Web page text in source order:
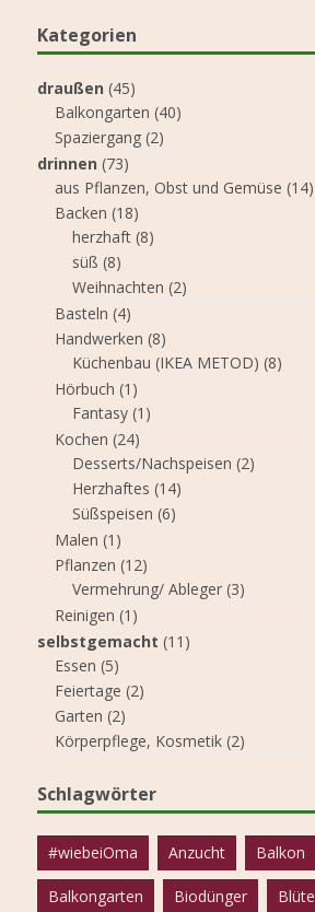
Kategorien
draußen (45)
Balkongarten (40)
Spaziergang(2)
drinnen (73)
aus Pflanzen, Obst und Gemüse (14)
Backen (18)
herzhaft(8)
süß (8)
Weihnachten (2)
Basteln (4)
Handwerken (8)
Küchenbau (IKEA METOD) (8)
Hörbuch (1)
Fantasy(1)
Kochen (24)
Desserts/Nachspeisen (2)
Herzhaftes (14)
Süßspeisen (6)
Malen (1)
Pflanzen (12)
Vermehrung/ Ableger(3)
Reinigen (1)
selbstgemacht (11)
Essen (5)
Feiertage (2)
Garten (2)
Körperpflege, Kosmetik(2)
Schlagwörter
#wiebeiOma Anzucht Balkon
Balkongarten Biodünger Blüte